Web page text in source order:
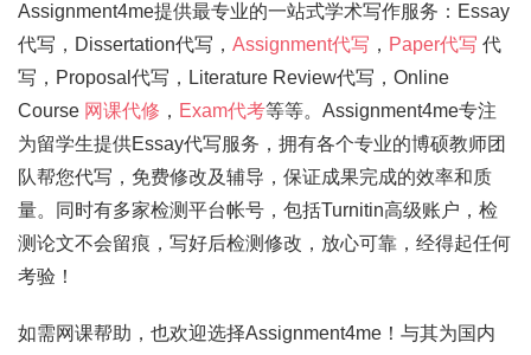
Assignment4me提供最专业的一站式学术写作服务：Essay
代写，Dissertation代写， Assignment代写 ， Paper代写 代
写，Proposal代写，Literature Review代写，Online
Course 网课代修 ， Exam代考等等。Assignment4me专注
为留学生提供Essay代写服务，拥有各个专业的博硕教师团
队帮您代写，免费修改及辅导，保证成果完成的效率和质
量。同时有多家检测平台帐号，包括Turnitin高级账户，检
测论文不会留痕，写好后检测修改，放心可靠，经得起任何
考验！
如需网课帮助，也欢迎选择Assignment4me！与其为国内